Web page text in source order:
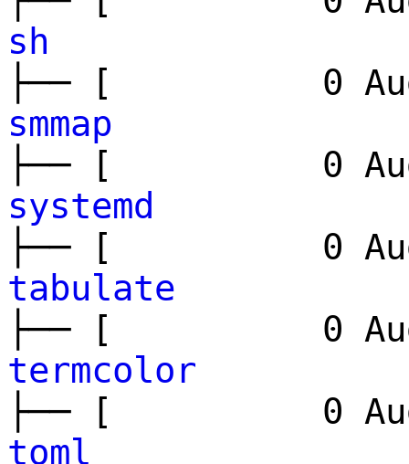
sh
├── [ 0
smmap
├── [ 0
systemd
├── [ 0
tabulate
├── [ 0
termcolor
├── [ 0
toml